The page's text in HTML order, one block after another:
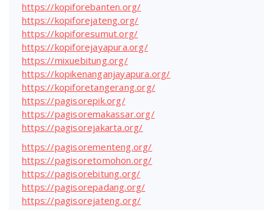
https://kopiforebanten.org/
https://kopiforejateng.org/
https://kopiforesumut.org/
https://kopiforejayapura.org/
https://mixuebitung.org/
https://kopikenanganjayapura.org/
https://kopiforetangerang.org/
https://pagisorepik.org/
https://pagisoremakassar.org/
https://pagisorejakarta.org/
https://pagisorementeng.org/
https://pagisoretomohon.org/
https://pagisorebitung.org/
https://pagisorepadang.org/
https://pagisorejateng.org/